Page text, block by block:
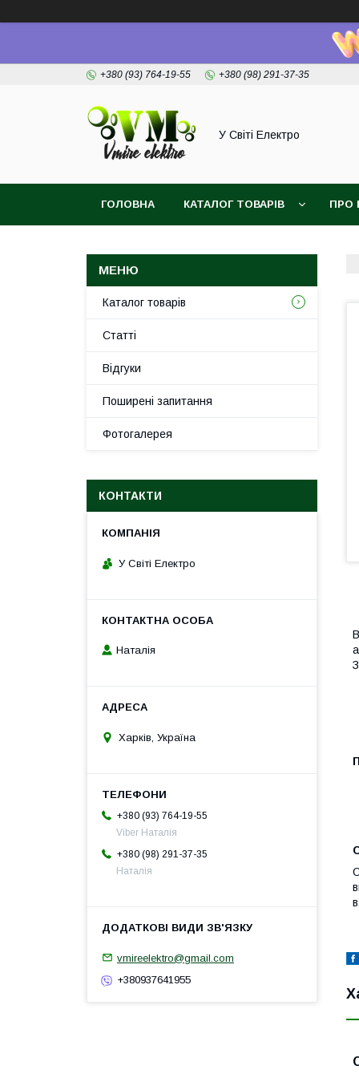
+380 (93) 764-19-55 +380 (98) 291-37-35
У Світі Електро
ГОЛОВНА КАТАЛОГ ТОВАРІВ ПРО
Каталог товарів
Статті
Відгуки
Поширені запитання
Фотогалерея
КОНТАКТИ
У Світі Електро
Наталія
Харків, Україна
+380 (93) 764-19-55
Viber Наталія
+380 (98) 291-37-35
Наталія
vmireelektro@gmail.com
+380937641955